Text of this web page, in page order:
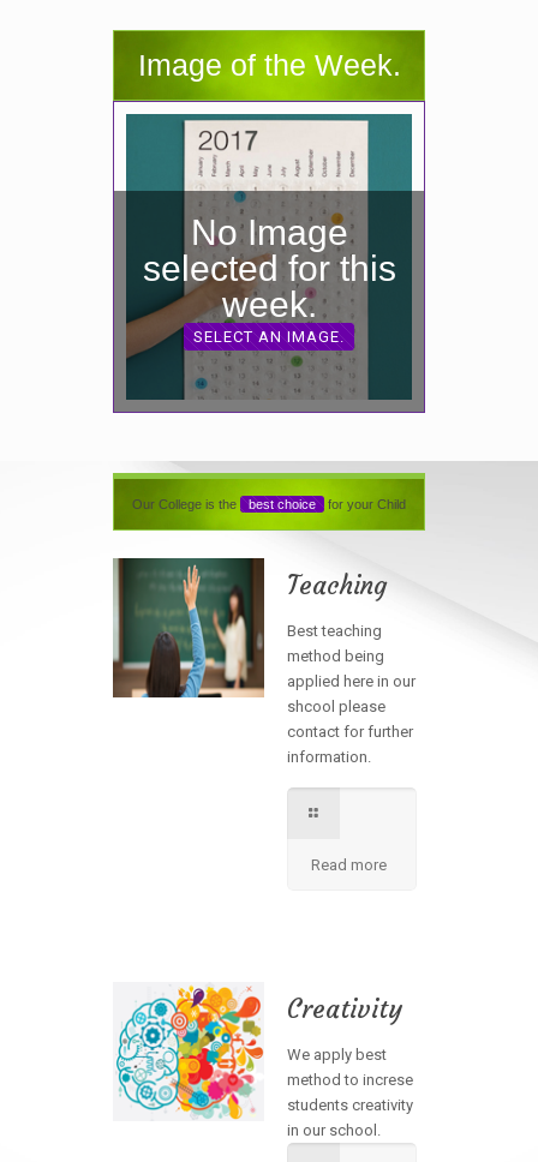
Image of the Week.
No Image
selected for this
week.
SELECT AN IMAGE.
Our College is the best choice for your Child
Teaching
Best teaching
method being
applied here in our
shcool please
contact for further
information.
Read more
Creativity
We apply best
method to increse
students creativity
in our school.